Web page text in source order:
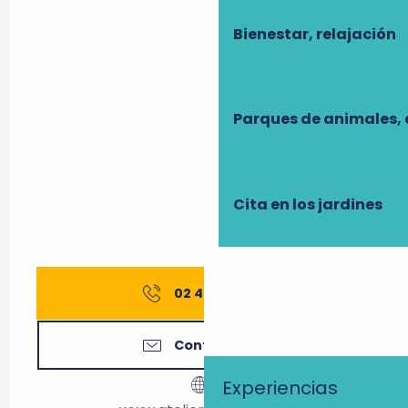
Bienestar, relajación
Parques de
Cita en los jardines
Experiencias
02 47 29 11
Contáctenos